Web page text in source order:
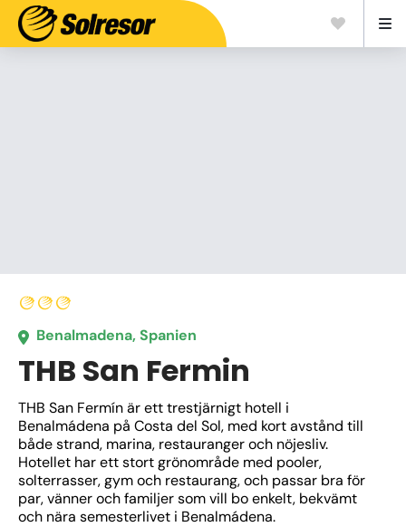
Benalmadena, Spanien
THB San Fermin
THB San Fermín är ett trestjärnigt hotell i
Benalmádena på Costa del Sol, med kort avstånd till
både strand, marina, restauranger och nöjesliv.
Hotellet har ett stort grönområde med pooler,
solterrasser, gym och restaurang, och passar bra för
par, vänner och familjer som vill bo enkelt, bekvämt
och nära semesterlivet i Benalmádena.